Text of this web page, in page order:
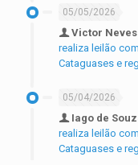
05/05/2026
Victor
realiza leilão
Cataguases e
05/04/2026
Iago de
realiza leilão
Cataguases e